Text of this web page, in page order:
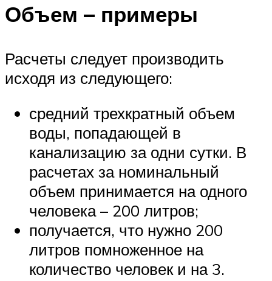
Объем – примеры
Расчеты следует производить
исходя из следующего:
средний трехкратный объем
воды, попадающей в
канализацию за одни сутки. В
расчетах за номинальный
объем принимается на одного
человека – 200 литров;
получается, что нужно 200
литров помноженное на
количество человек и на 3.